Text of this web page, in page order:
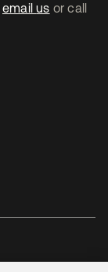
email us
or call